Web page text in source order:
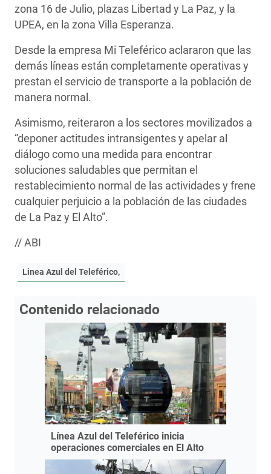
zona 16 de Julio, plazas Libertad y La Paz, y la
UPEA, en la zona Villa Esperanza.
Desde la empresa Mi Teleférico aclararon que las
demás líneas están completamente operativas y
prestan el servicio de transporte a la población de
manera normal.
Asimismo, reiteraron a los sectores movilizados a
“deponer actitudes intransigentes y apelar al
diálogo como una medida para encontrar
soluciones saludables que permitan el
restablecimiento normal de las actividades y frene
cualquier perjuicio a la población de las ciudades
de La Paz y El Alto”.
// ABI
Linea Azul del Teleférico,
Contenido relacionado
Línea Azul del Teleférico inicia
operaciones comerciales en El Alto